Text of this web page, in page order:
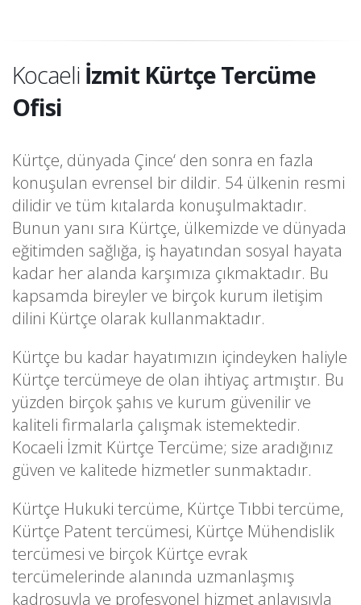
Kocaeli İzmit Kürtçe Tercüme
Ofisi
Kürtçe, dünyada Çince‘ den sonra en fazla
konuşulan evrensel bir dildir. 54 ülkenin resmi
dilidir ve tüm kıtalarda konuşulmaktadır.
Bunun yanı sıra Kürtçe, ülkemizde ve dünyada
eğitimden sağlığa, iş hayatından sosyal hayata
kadar her alanda karşımıza çıkmaktadır. Bu
kapsamda bireyler ve birçok kurum iletişim
dilini Kürtçe olarak kullanmaktadır.
Kürtçe bu kadar hayatımızın içindeyken haliyle
Kürtçe tercümeye de olan ihtiyaç artmıştır. Bu
yüzden birçok şahıs ve kurum güvenilir ve
kaliteli firmalarla çalışmak istemektedir.
Kocaeli İzmit Kürtçe Tercüme; size aradığınız
güven ve kalitede hizmetler sunmaktadır.
Kürtçe Hukuki tercüme, Kürtçe Tıbbi tercüme,
Kürtçe Patent tercümesi, Kürtçe Mühendislik
tercümesi ve birçok Kürtçe evrak
tercümelerinde alanında uzmanlaşmış
kadrosuyla ve profesyonel hizmet anlayışıyla